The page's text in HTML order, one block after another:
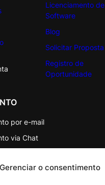
Gerenciar o consentimento
Licenciamento de
Software
Blog
Solicitar Proposta
Registro de
Oportunidade
por e-mail
via Chat